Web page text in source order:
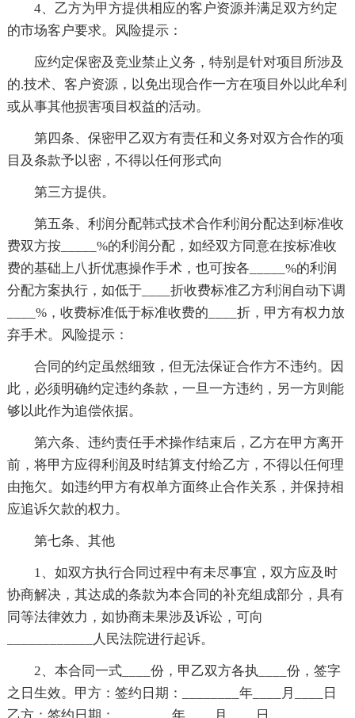
4、乙方为甲方提供相应的客户资源并满足双方约定
的市场客户要求。风险提示：
应约定保密及竞业禁止义务，特别是针对项目所涉及
的.技术、客户资源，以免出现合作一方在项目外以此牟利
或从事其他损害项目权益的活动。
第四条、保密甲乙双方有责任和义务对双方合作的项
目及条款予以密，不得以任何形式向
第三方提供。
第五条、利润分配韩式技术合作利润分配达到标准收
费双方按_____%的利润分配，如经双方同意在按标准收
费的基础上八折优惠操作手术，也可按各_____%的利润
分配方案执行，如低于____折收费标准乙方利润自动下调
____%，收费标准低于标准收费的____折，甲方有权力放
弃手术。风险提示：
合同的约定虽然细致，但无法保证合作方不违约。因
此，必须明确约定违约条款，一旦一方违约，另一方则能
够以此作为追偿依据。
第六条、违约责任手术操作结束后，乙方在甲方离开
前，将甲方应得利润及时结算支付给乙方，不得以任何理
由拖欠。如违约甲方有权单方面终止合作关系，并保持相
应追诉欠款的权力。
第七条、其他
1、如双方执行合同过程中有未尽事宜，双方应及时
协商解决，其达成的条款为本合同的补充组成部分，具有
同等法律效力，如协商未果涉及诉讼，可向
____________人民法院进行起诉。
2、本合同一式____份，甲乙双方各执____份，签字
之日生效。甲方：签约日期：________年____月____日